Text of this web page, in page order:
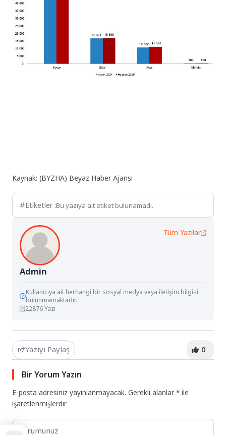
Kaynak: (BYZHA) Beyaz Haber Ajansı
Etiketler :Bu yazıya ait etiket bulunamadı.
Admin
Tüm Yazılar
Kullanıcıya ait herhangi bir sosyal medya veya iletişim bilgisi
bulunmamaktadır.
22876 Yazı
Yazıyı Paylaş 0
Bir Yorum Yazın
E-posta adresiniz yayınlanmayacak. Gerekli alanlar* ile
işaretlenmişlerdir